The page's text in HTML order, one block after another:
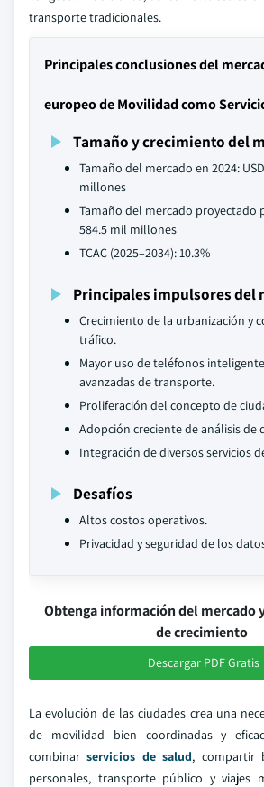
transporte tradicionales.
Principales conclusiones del
europeo de Movilidad como
Tamaño y crecimiento del
Tamaño del mercado en 2024:
millones
Tamaño del mercado proyectado
584.5 mil millones
TCAC (2025–2034): 10.3%
Principales impulsores del
Crecimiento de la urbanización y
tráfico.
Mayor uso de teléfonos
avanzadas de transporte.
Proliferación del concepto de
Adopción creciente de análisis de
Integración de diversos servicios
Desafíos
Altos costos operativos.
Privacidad y seguridad de los
Obtenga información del mercado
de crecimiento
Descargar PDF Gratis
La evolución de las ciudades crea una
de movilidad bien coordinadas y
combinarservicios de salud, compartir
personales, transporte público y viajes